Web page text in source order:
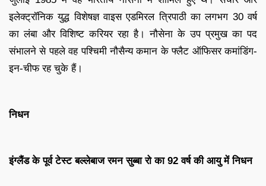
इलेक्ट्रॉनिक युद्ध विशेषज्ञ वाइस एडमिरल त्रिपाठी का लगभग 30 वर्ष
का लंबा और विशिष्ट करियर रहा है। नौसेना के उप प्रमुख का पद
संभालने से पहले वह पश्चिमी नौसैन्य कमान के फ्लैट ऑफिसर कमांडिंग-
इन-चीफ रह चुके हैं।
निधन
इंग्लैंड के पूर्व टेस्ट बल्लेबाज रमन सुब्बा रो का 92 वर्ष की आयु में निधन